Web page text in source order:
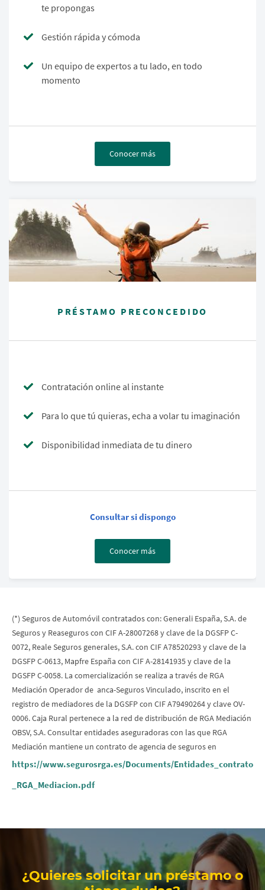
te propongas
Gestión rápida y cómoda
Un equipo de expertos a tu lado, en todo
momento
Conocer más
PRÉSTAMO PRECONCEDIDO
Contratación online al instante
Para lo que tú quieras, echa a volar tu imaginación
Disponibilidad inmediata de tu dinero
Consultar si dispongo
Conocer más
(*) Seguros de Automóvil contratados con: Generali España, S.A. de
Seguros y Reaseguros con CIF A-28007268 y clave de la DGSFP C-
0072, Reale Seguros generales, S.A. con CIF A78520293 y clave de la
DGSFP C-0613, Mapfre España con CIF A-28141935 y clave de la
DGSFP C-0058. La comercialización se realiza a través de RGA
Mediación Operador de anca-Seguros Vinculado, inscrito en el
registro de mediadores de la DGSFP con CIF A79490264 y clave OV-
0006. Caja Rural pertenece a la red de distribución de RGA Mediación
OBSV, S.A. Consultar entidades aseguradoras con las que RGA
Mediación mantiene un contrato de agencia de seguros en
https://www.segurosrga.es/Documents/Entidades_contrato
_RGA_Mediacion.pdf
¿Quieres solicitar un préstamo o